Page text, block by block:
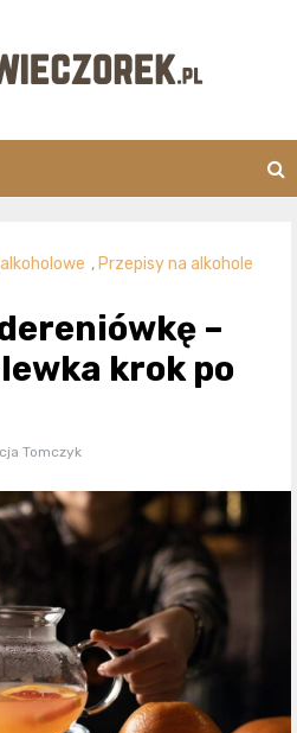
, Przepisy na alkohole
–
krok po
Tomczyk